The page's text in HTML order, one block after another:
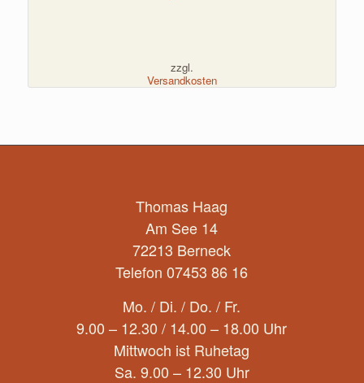
zzgl.
Versandkosten
Thomas Haag
Am See 14
72213 Berneck
Telefon 07453 86 16
Mo. / Di. / Do. / Fr.
9.00 – 12.30 / 14.00 – 18.00 Uhr
Mittwoch ist Ruhetag
Sa. 9.00 – 12.30 Uhr